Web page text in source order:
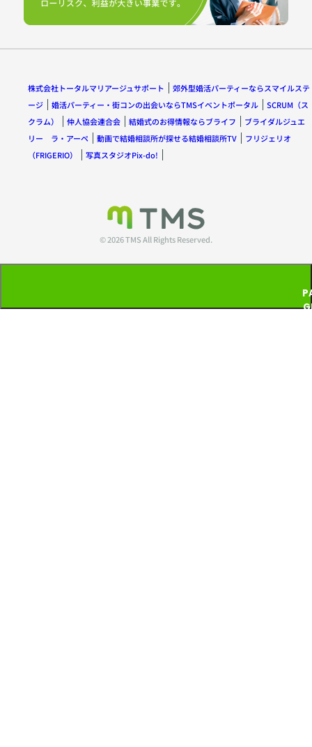
株式会社トータルマリアージュサポート
郊外型婚活パーティーならスマイルステ
ージ
婚活パーティー・街コンの出会いならTMSイベントポータル
SCRUM（ス
クラム）
仲人協会連合会 結婚式のお得情報ならブライフ
ブライダルジュエ
リー ラ・アーペ
動画で結婚相談所が探せる結婚相談所TV
フリジェリオ
（FRIGERIO）
写真スタジオPix-do!
© 2026 TMS All Rights Reserved.